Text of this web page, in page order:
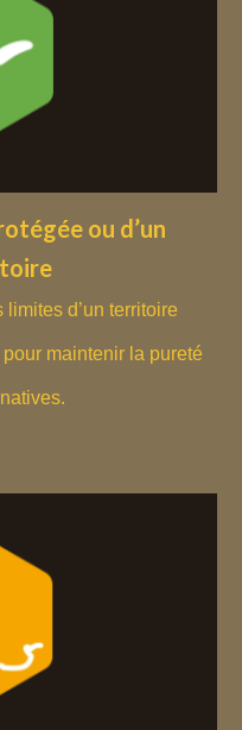
ou d’un
d’un territoire
maintenir la pureté